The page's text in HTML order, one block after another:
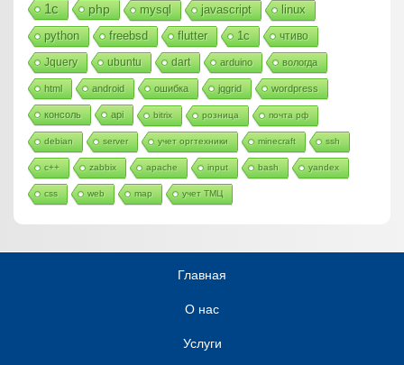
1с php mysql javascript linux
python freebsd flutter 1c чтиво
Jquery ubuntu dart arduino вологда
html android ошибка jqgrid wordpress
консоль api bitrix розница почта рф
debian server учет оргтехники minecraft ssh
c++ zabbix apache input bash yandex
css web map учет ТМЦ
Главная
О нас
Услуги